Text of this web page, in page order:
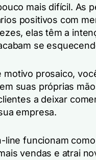
mais difícil. As
positivos com
elas têm a
se
motivo prosaico,
suas próprias
a deixar
empresa.
line funcionam como
vendas e atrai